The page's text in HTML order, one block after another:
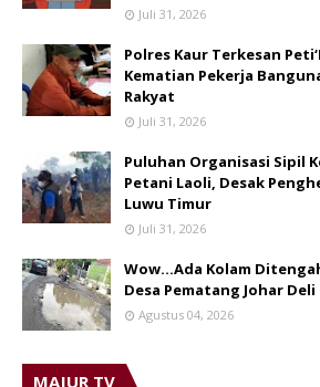
Juli 31, 2026
Polres Kaur Terkesan
Kematian Pekerja
Rakyat
Juli 31, 2026
Puluhan Organisasi Sipil
Petani Laoli, Desak
Luwu Timur
Juli 31, 2026
Wow...Ada Kolam
Desa Pematang Johar
Agustus 04, 2026
MAJUR TV